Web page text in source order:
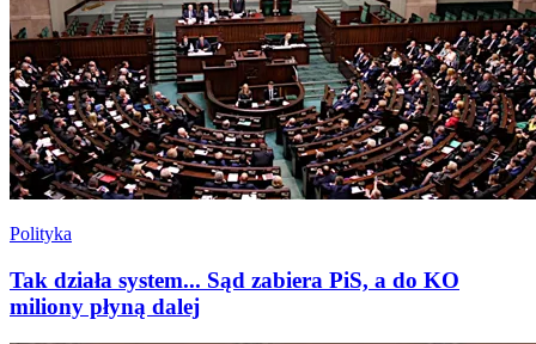
Polityka
Tak działa system... Sąd zabiera PiS, a do KO
miliony płyną dalej